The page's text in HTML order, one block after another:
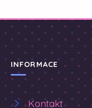
INFORMACE
Kontakt